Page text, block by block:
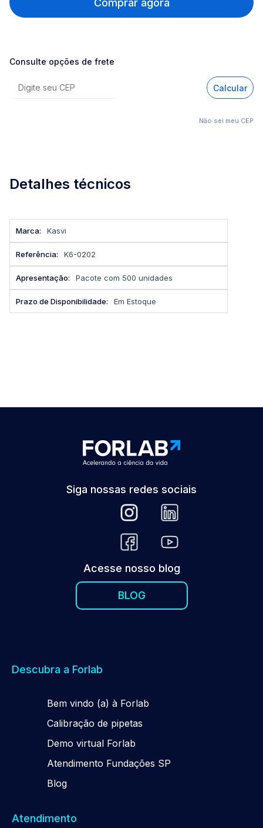
Consulte opções de frete
Calcular
Não sei meu CEP
Detalhes técnicos
Kasvi
K6-0202
Pacote com 500 unidades
Em Estoque
Siga nossas redes sociais
Acesse nosso blog
BLOG
Descubra a Forlab
Bem vindo (a) à Forlab
Calibração de pipetas
Demo virtual Forlab
Atendimento Fundações SP
Blog
Atendimento